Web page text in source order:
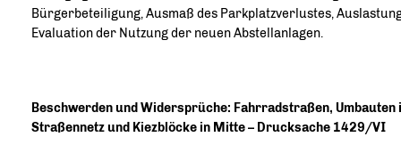
Bürgerbeteiligung, Ausmaß des Parkplatzverlustes,
Evaluation der Nutzung der neuen Abstellanlagen.
Beschwerden und Widersprüche: Fahrradstraßen, Umbauten
Straßennetz und Kiezblöcke in Mitte – Drucksache 1429/VI